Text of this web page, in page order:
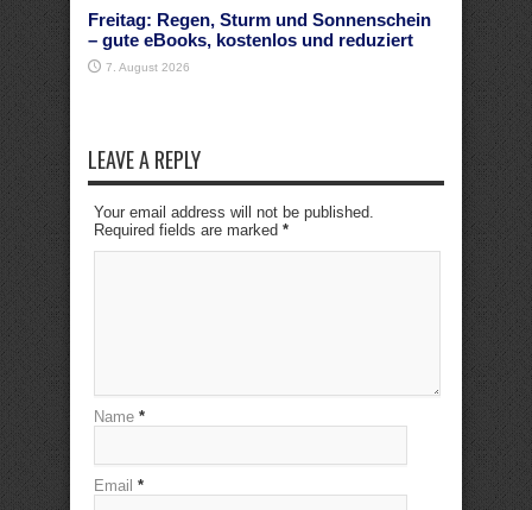
Freitag: Regen, Sturm und Sonnenschein
– gute eBooks, kostenlos und reduziert
7. August 2026
LEAVE A REPLY
Your email address will not be published.
Required fields are marked *
Name *
Email *